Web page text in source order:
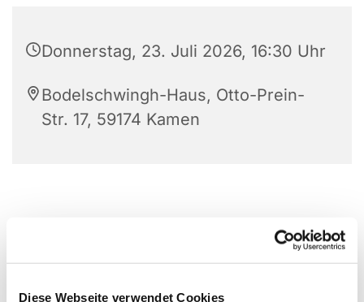
Diese Webseite verwendet Cookies
Donnerstag, 23. Juli 2026, 16:30 Uhr
Bodelschwingh-Haus, Otto-Prein-
Str. 17, 59174 Kamen